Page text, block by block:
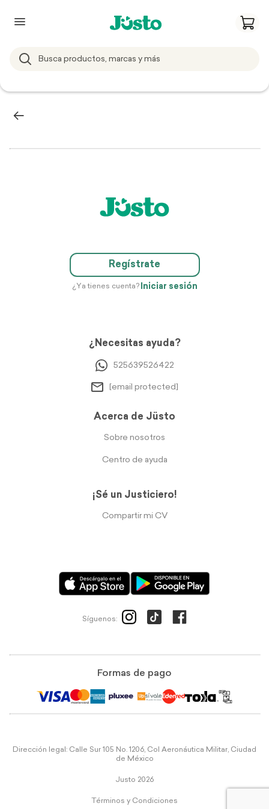
Regístrate
¿Ya tienes cuenta? Iniciar sesión
¿Necesitas ayuda?
525639526422
[email protected]
Acerca de Jüsto
Sobre nosotros
Centro de ayuda
¡Sé un Justiciero!
Compartir mi CV
Síguenos:
Formas de pago
Dirección legal: Calle Sur 105 No. 1206, Col Aeronáutica Militar, Ciudad
de México
Justo 2026
Términos y Condiciones